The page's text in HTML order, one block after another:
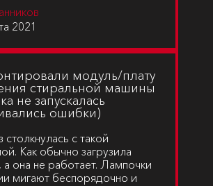
2021
модуль/плату
стиральной машины
не запускалась
ошибки)
с такой
Как обычно загрузила
а она не работает. Лампочки
мигают беспорядочно и